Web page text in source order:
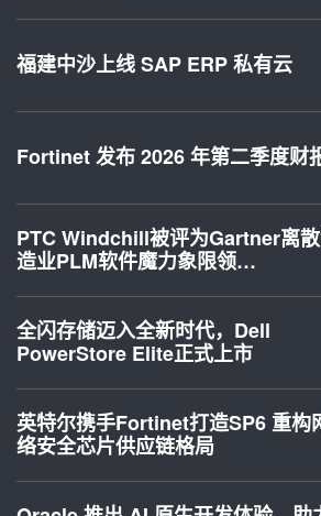
福建中沙上线 SAP ERP 私有云
Fortinet 发布 2026 年第二季度财
PTC Windchill被评为Gartner离
造业PLM软件魔力象限领…
全闪存储迈入全新时代，Dell
PowerStore Elite正式上市
英特尔携手Fortinet打造SP6 重构
络安全芯片供应链格局